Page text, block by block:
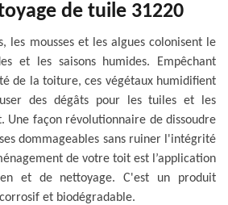
de tuile 31220
les mousses et les algues colonisent le
et les saisons humides. Empêchant
de la toiture, ces végétaux humidifient
des dégâts pour les tuiles et les
Une façon révolutionnaire de dissoudre
dommageables sans ruiner l'intégrité
de votre toit est l’application
et de nettoyage. C'est un produit
et biodégradable.